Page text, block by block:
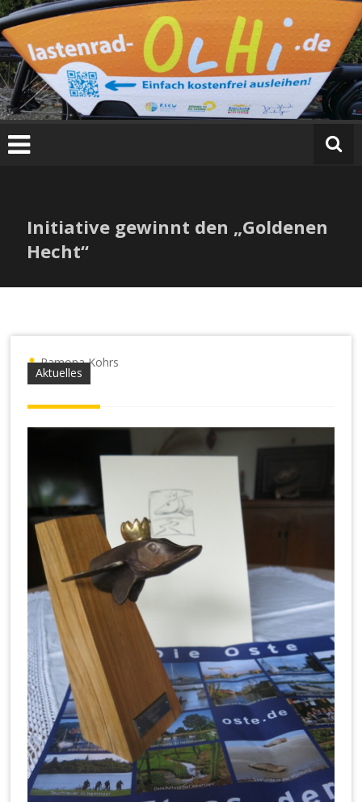
Zum
Inhalt
springen
Initiative gewinnt den „Goldenen
Hecht“
Aktuelles
Ramona Kohrs